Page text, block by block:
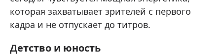
которая захватывает зрителей с первого
кадра и не отпускает до титров.
Детство и юность